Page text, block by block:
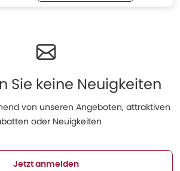
Sie keine Neuigkeiten
von unseren Angeboten, attraktiven
oder Neuigkeiten
Jetzt anmelden